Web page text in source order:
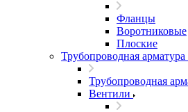
Фланцы
Воротниковые
Плоские
Трубопроводная арматура
Трубопроводная
Вентили